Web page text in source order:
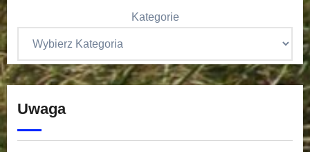
Kategorie
Uwaga